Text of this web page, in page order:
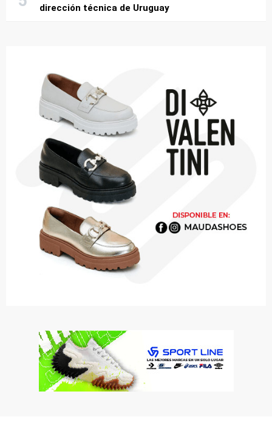
dirección técnica de Uruguay